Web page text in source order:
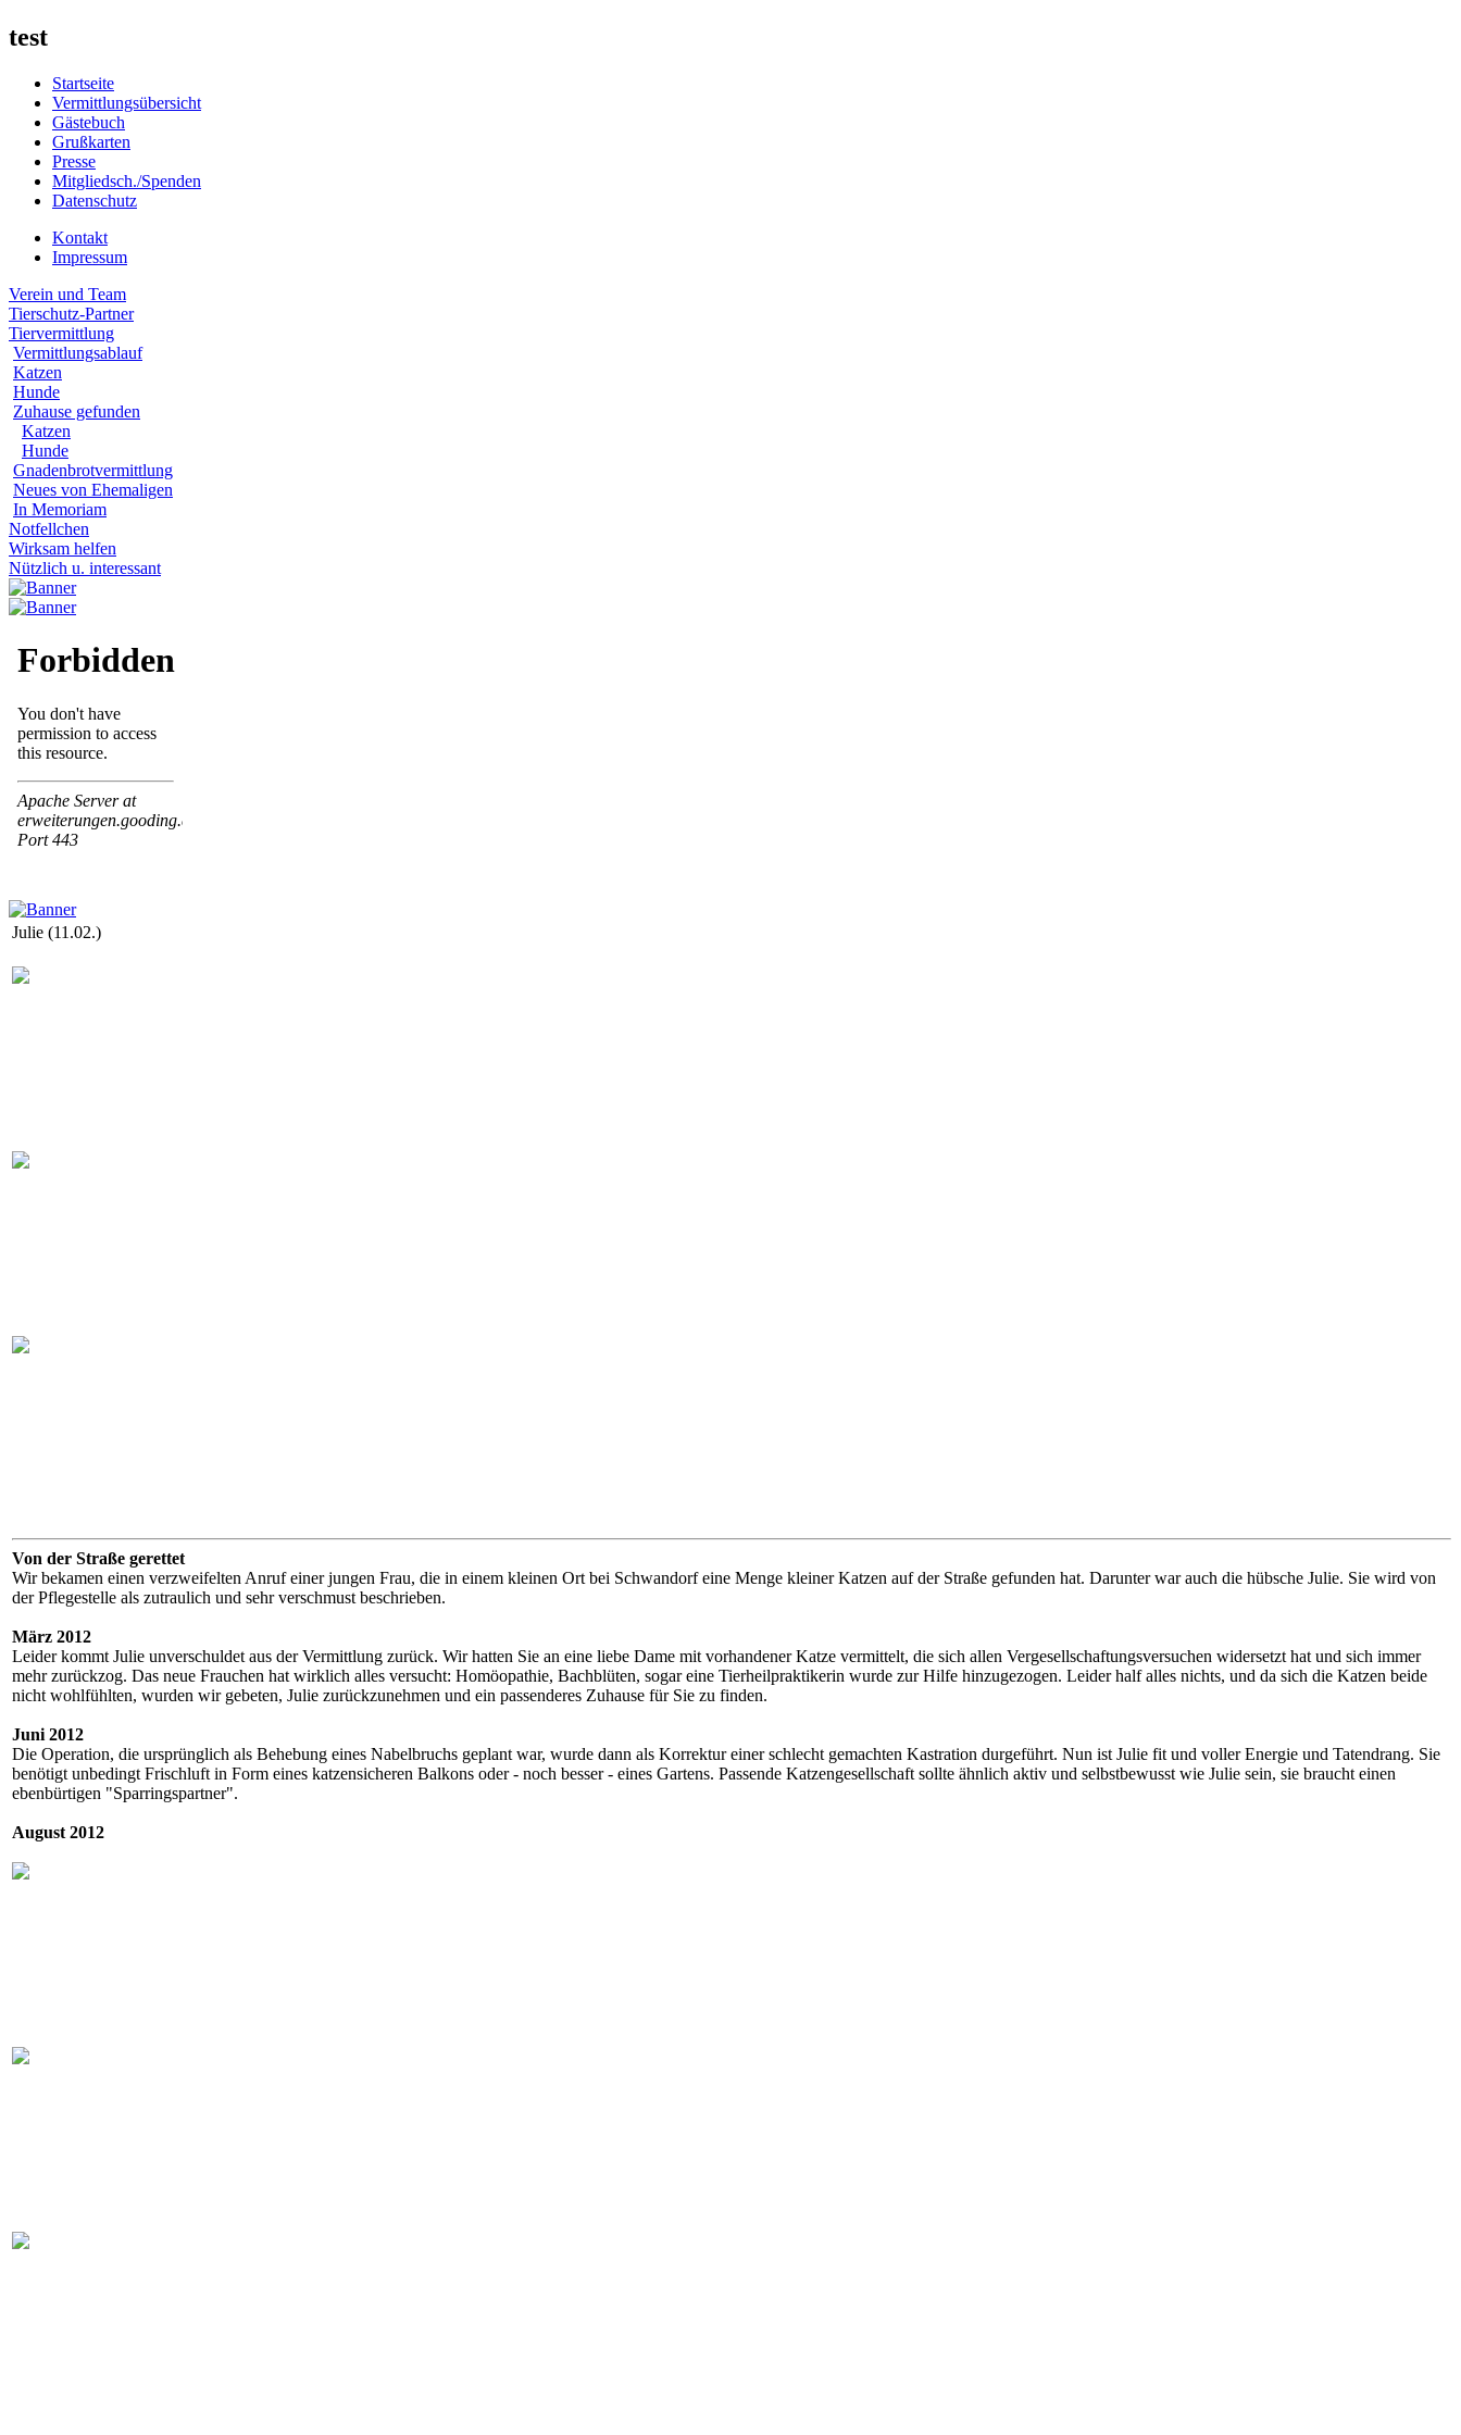
test
Startseite
Vermittlungsübersicht
Gästebuch
Grußkarten
Presse
Mitgliedsch./Spenden
Datenschutz
Kontakt
Impressum
Verein und Team
Tierschutz-Partner
Tiervermittlung
Vermittlungsablauf
Katzen
Hunde
Zuhause gefunden
Katzen
Hunde
Gnadenbrotvermittlung
Neues von Ehemaligen
In Memoriam
Notfellchen
Wirksam helfen
Nützlich u. interessant
Julie (11.02.)
Von der Straße gerettet
Wir bekamen einen verzweifelten Anruf einer jungen Frau, die in einem kleinen Ort bei Schwandorf eine Menge kleiner Katzen auf der Straße gefunden hat. Darunter war auch die hübsche Julie. Sie wird von
der Pflegestelle als zutraulich und sehr verschmust beschrieben.
März 2012
Leider kommt Julie unverschuldet aus der Vermittlung zurück. Wir hatten Sie an eine liebe Dame mit vorhandener Katze vermittelt, die sich allen Vergesellschaftungsversuchen widersetzt hat und sich immer
mehr zurückzog. Das neue Frauchen hat wirklich alles versucht: Homöopathie, Bachblüten, sogar eine Tierheilpraktikerin wurde zur Hilfe hinzugezogen. Leider half alles nichts, und da sich die Katzen beide
nicht wohlfühlten, wurden wir gebeten, Julie zurückzunehmen und ein passenderes Zuhause für Sie zu finden.
Juni 2012
Die Operation, die ursprünglich als Behebung eines Nabelbruchs geplant war, wurde dann als Korrektur einer schlecht gemachten Kastration durgeführt. Nun ist Julie fit und voller Energie und Tatendrang. Sie
benötigt unbedingt Frischluft in Form eines katzensicheren Balkons oder - noch besser - eines Gartens. Passende Katzengesellschaft sollte ähnlich aktiv und selbstbewusst wie Julie sein, sie braucht einen
ebenbürtigen "Sparringspartner".
August 2012